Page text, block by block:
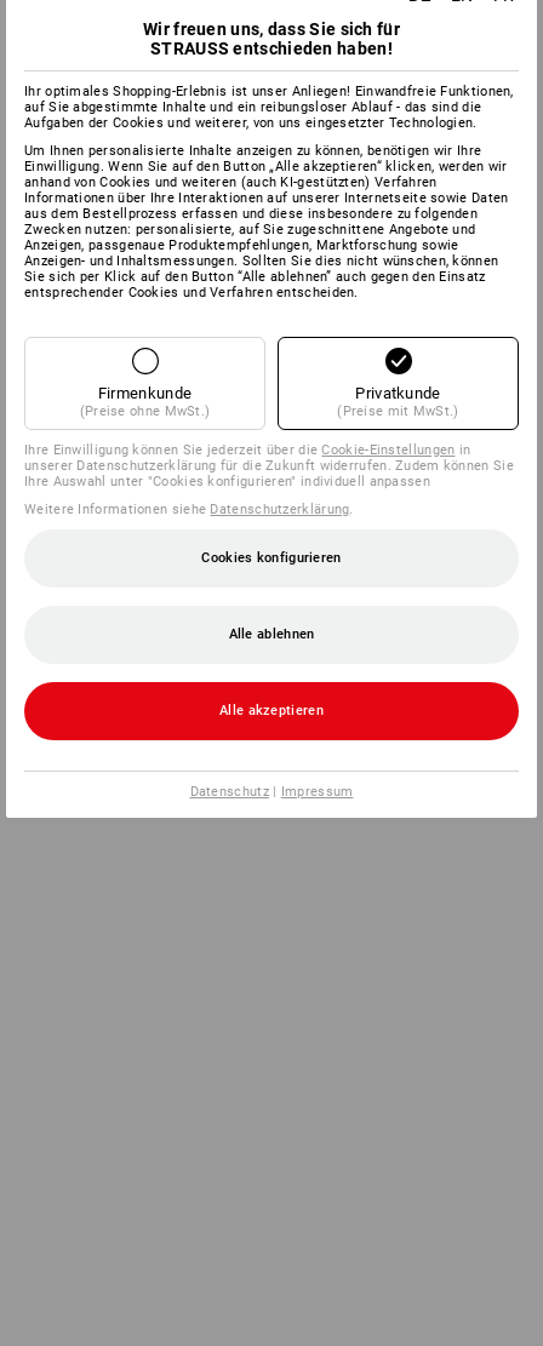
Wir freuen uns, dass Sie sich für
STRAUSS entschieden haben!
Ihr optimales Shopping-Erlebnis ist unser Anliegen! Einwandfreie Funktionen,
auf Sie abgestimmte Inhalte und ein reibungsloser Ablauf - das sind die
Aufgaben der Cookies und weiterer, von uns eingesetzter Technologien.
Um Ihnen personalisierte Inhalte anzeigen zu können, benötigen wir Ihre
Einwilligung. Wenn Sie auf den Button „Alle akzeptieren“ klicken, werden wir
anhand von Cookies und weiteren (auch KI-gestützten) Verfahren
Informationen über Ihre Interaktionen auf unserer Internetseite sowie Daten
aus dem Bestellprozess erfassen und diese insbesondere zu folgenden
Zwecken nutzen: personalisierte, auf Sie zugeschnittene Angebote und
Anzeigen, passgenaue Produktempfehlungen, Marktforschung sowie
Anzeigen- und Inhaltsmessungen. Sollten Sie dies nicht wünschen, können
Sie sich per Klick auf den Button “Alle ablehnen” auch gegen den Einsatz
entsprechender Cookies und Verfahren entscheiden.
Firmenkunde
(Preise ohne MwSt.)
Privatkunde
(Preise mit MwSt.)
Ihre Einwilligung können Sie jederzeit über dieCookie-Einstellungen in
unserer Datenschutzerklärung für die Zukunft widerrufen. Zudem können Sie
Ihre Auswahl unter "Cookies konfigurieren" individuell anpassen
Weitere Informationen siehe Datenschutzerklärung.
Cookies konfigurieren
Alle ablehnen
Alle akzeptieren
Datenschutz| Impressum